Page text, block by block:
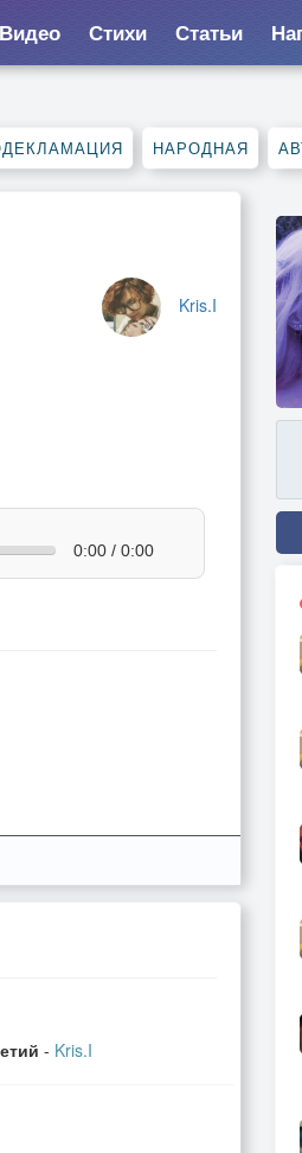
Видео Стихи Статьи
НАРОДНАЯ
Kris.I
0:00 / 0:00
- Kris.I